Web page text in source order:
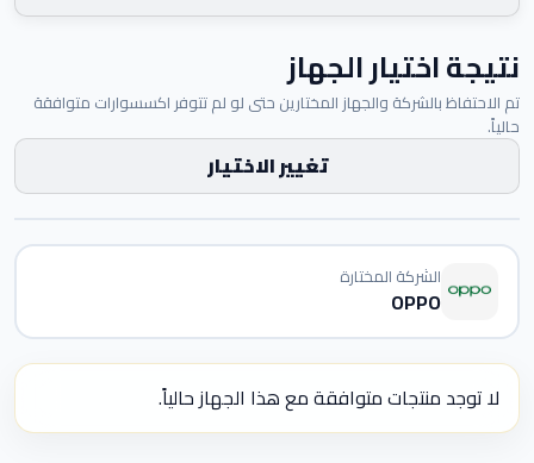
نتيجة اختيار الجهاز
تم الاحتفاظ بالشركة والجهاز المختارين حتى لو لم تتوفر اكسسوارات متوافقة
حالياً.
تغيير الاختيار
الشركة المختارة
OPPO
لا توجد منتجات متوافقة مع هذا الجهاز حالياً.